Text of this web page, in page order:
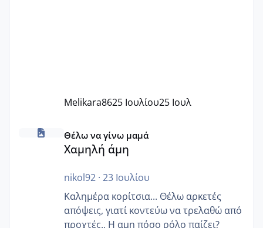
Melikara8625 Ιουλίου25 Ιουλ
Χαμηλή άμη
Θέλω να γίνω μαμά
Χαμηλή άμη
nikol92· 23 Ιουλίου
Καλημέρα κορίτσια... Θέλω αρκετές
απόψεις, γιατί κοντεύω να τρελαθώ από
προχτές.. Η αμη πόσο ρόλο παίζει?